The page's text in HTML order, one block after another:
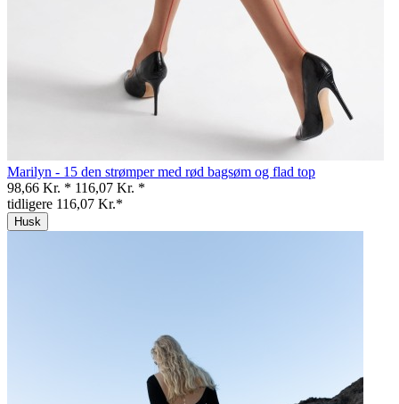
Marilyn - 15 den strømper med rød bagsøm og flad top
98,66 Kr. * 116,07 Kr. *
tidligere 116,07 Kr.*
Husk